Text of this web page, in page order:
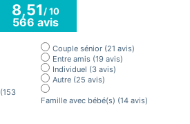
8,51/ 10
566 avis
(153
Couple sénior (21 avis)
Entre amis (19 avis)
Individuel (3 avis)
Autre (25 avis)
Famille avec bébé(s) (14 avis)